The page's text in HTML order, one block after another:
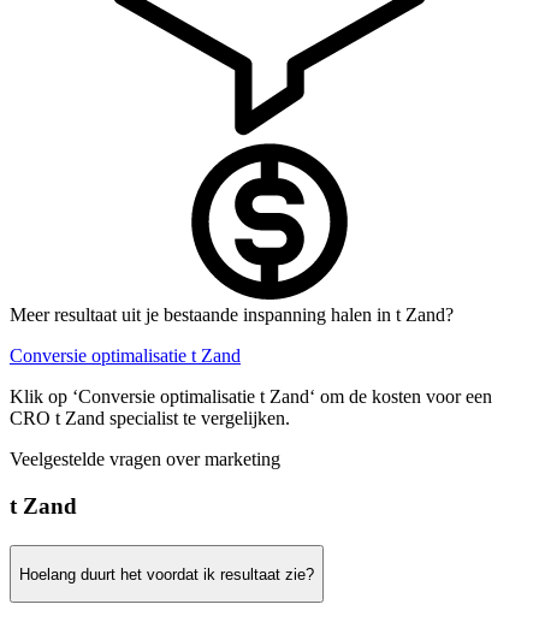
Meer resultaat uit je bestaande inspanning halen in t Zand?
Conversie optimalisatie t Zand
Klik op ‘Conversie optimalisatie t Zand‘ om de kosten voor een
CRO t Zand specialist te vergelijken.
Veelgestelde vragen over marketing
t Zand
Hoelang duurt het voordat ik resultaat zie?